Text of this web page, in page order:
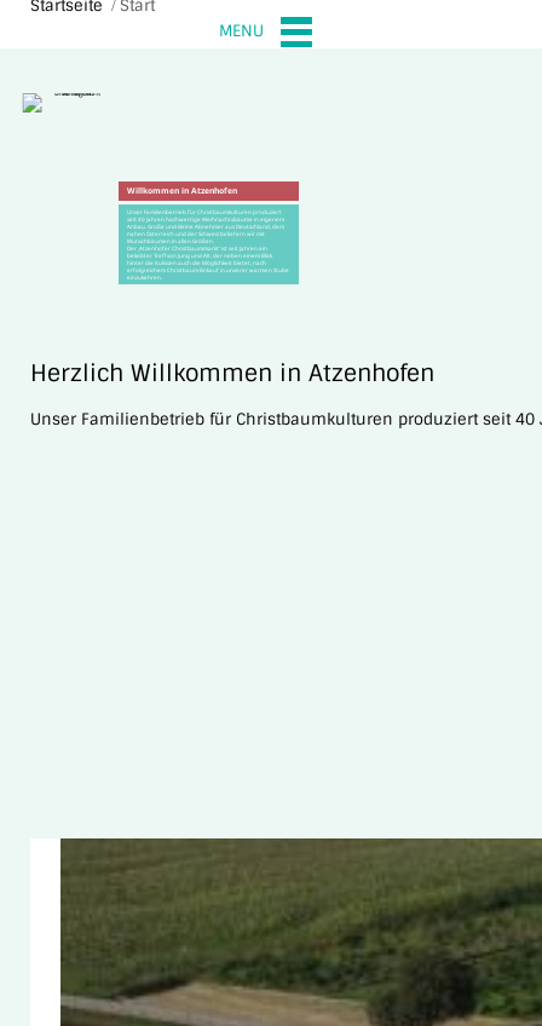
MENU
Startseite Start
Unser Familienbetrieb für Christbaumkulturen produziert
seit 40 Jahren hochwertige Weihnachtsbäume in eigenem
Anbau. Große und kleine Abnehmer aus Deutschland, dem
nahen Österreich und der Schweiz beliefern wir mit
Wunschbäumen in allen Größen.
Der ‚Atzenhofer Christbaummarkt’ ist seit Jahren ein
beliebter Treff von Jung und Alt, der neben einem Blick
hinter die Kulissen auch die Möglichkeit bietet, nach
erfolgreichem Christbaum-Einkauf in unserer warmen Stube
einzukehren.
Willkommen in Atzenhofen
Herzlich Willkommen in Atzenhofen
Unser Familienbetrieb für Christbaumkulturen produziert seit